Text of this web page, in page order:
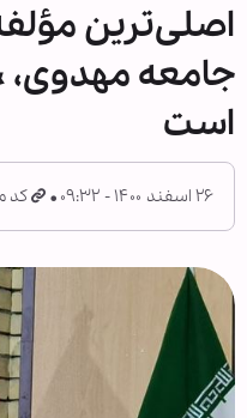
اصلی‌ترین
جامعه
است
۲۶ اسفند ۱۴۰۰ - ۰۹:۳۲ کد